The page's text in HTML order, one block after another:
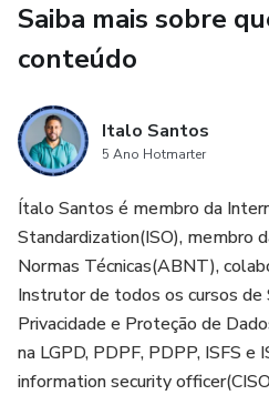
Saiba mais sobre
conteúdo
Italo Santos
5 Ano Hotmarter
Ítalo Santos é membro da
Standardization(ISO), membro
Normas Técnicas(ABNT),
Instrutor de todos os cursos de
Privacidade e Proteção de
na LGPD, PDPF, PDPP, ISFS e
information security